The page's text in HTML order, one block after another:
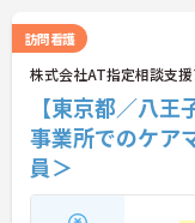
訪問看護
株式会社AT指定相談支
【東京都／八
事業所でのケア
員＞